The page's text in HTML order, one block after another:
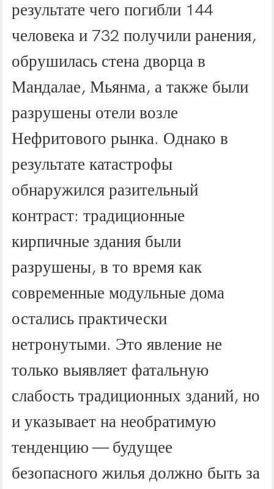
результате чего погибли 144
человека и 732 получили ранения,
обрушилась стена дворца в
Мандалае, Мьянма, а также были
разрушены отели возле
Нефритового рынка. Однако в
результате катастрофы
обнаружился разительный
контраст: традиционные
кирпичные здания были
разрушены, в то время как
современные модульные дома
остались практически
нетронутыми. Это явление не
только выявляет фатальную
слабость традиционных зданий, но
и указывает на необратимую
тенденцию — будущее
безопасного жилья должно быть за